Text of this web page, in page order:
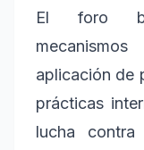
El foro
aplicación de
prácticas
lucha